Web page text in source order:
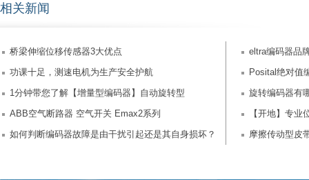
相关新闻
桥梁伸缩位移传感器3大优点
eltra编码器品
功课十足，测速电机为生产安全护航
Posital绝对值
1分钟带您了解【增量型编码器】自动旋转型
旋转编码器有
ABB空气断路器 空气开关 Emax2系列
【开地】专
如何判断编码器故障是由干扰引起还是其自身损坏？
摩擦传动型皮